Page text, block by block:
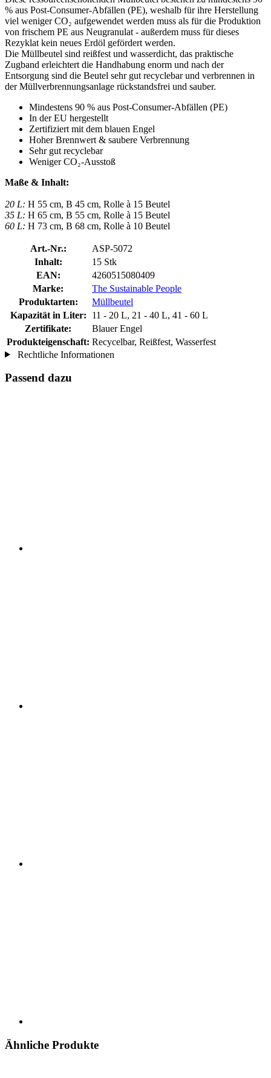
% aus Post-Consumer-Abfällen (PE), weshalb für ihre Herstellung
viel weniger CO₂ aufgewendet werden muss als für die Produktion
von frischem PE aus Neugranulat - außerdem muss für dieses
Rezyklat kein neues Erdöl gefördert werden.
Die Müllbeutel sind reißfest und wasserdicht, das praktische
Zugband erleichtert die Handhabung enorm und nach der
Entsorgung sind die Beutel sehr gut recyclebar und verbrennen in
der Müllverbrennungsanlage rückstandsfrei und sauber.
Mindestens 90 % aus Post-Consumer-Abfällen (PE)
In der EU hergestellt
Zertifiziert mit dem blauen Engel
Hoher Brennwert & saubere Verbrennung
Sehr gut recyclebar
Weniger CO₂-Ausstoß
Maße & Inhalt:
20 L: H 55 cm, B 45 cm, Rolle à 15 Beutel
35 L: H 65 cm, B 55 cm, Rolle à 15 Beutel
60 L: H 73 cm, B 68 cm, Rolle à 10 Beutel
Art.-Nr.:
ASP-5072
Inhalt:
15 Stk
EAN:
4260515080409
Marke:
The Sustainable People
Produktarten:
Müllbeutel
Kapazität in Liter:
11 - 20 L, 21 - 40 L, 41 - 60 L
Zertifikate:
Blauer Engel
Produkteigenschaft: Recycelbar, Reißfest, Wasserfest
Rechtliche Informationen
Passend dazu
Ähnliche Produkte